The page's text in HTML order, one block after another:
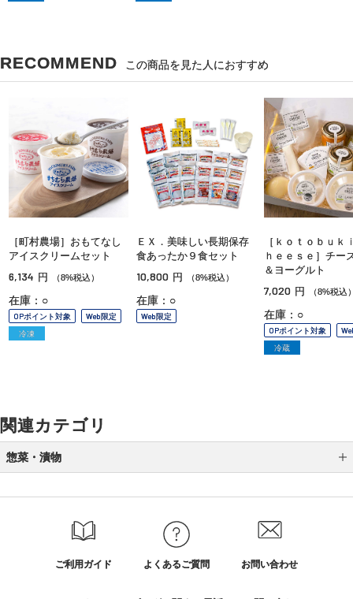
RECOMMEND この商品を見た人におすすめ
［町村農場］おもてなし
アイスクリームセット
6,134 円 （8%税込）
在庫：○
OPポイント対象
Web限定
冷凍
ＥＸ．美味しい長期保存
食あったか９食セット
10,800 円 （8%税込）
在庫：○
Web限定
［ｋｏｔｏｂｕ
ｈｅｅｓｅ］チー
＆ヨーグルト
7,020 円 （8%税込
在庫：○
OPポイント対象
冷蔵
関連カテゴリ
惣菜・漬物
ご利用ガイド よくあるご質問 お問い合わせ